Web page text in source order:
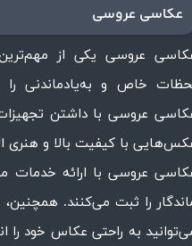
عکاسی عروسی
عروسی یکی از
خاص و به‌یادماندنی
عروسی با داشتن تجهیزات
با کیفیت بالا و هنری از
عروسی با ارائه خدمات
را ثبت می‌کنند. همچنین،
به راحتی عکاس خود را